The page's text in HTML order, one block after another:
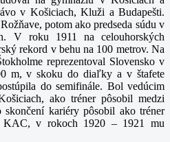
v Košiciach, Kluži a Budapešti.
potom ako predseda súdu v
V roku 1911 na celouhorských
rekord v behu na 100 metrov. Na
reprezentoval Slovensko v
m, v skoku do diaľky a v štafete
do semifinále. Bol vedúcim
ako tréner pôsobil medzi
kariéry pôsobil ako tréner
KAC, v rokoch 1920 – 1921 mu